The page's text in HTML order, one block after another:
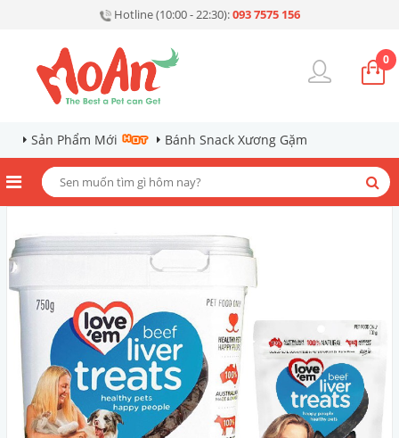
Hotline (10:00 - 22:30):093 7575 156
0
Sản Phẩm Mới Bánh Snack Xương Gặm